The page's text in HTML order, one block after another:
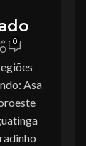
0
Asa